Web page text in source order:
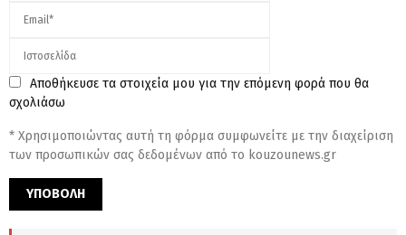
Αποθήκευσε τα στοιχεία μου για την επόμενη φορά που θα
σχολιάσω
* Χρησιμοποιώντας αυτή τη φόρμα συμφωνείτε με την διαχείριση
των προσωπικών σας δεδομένων από το kouzounews.gr